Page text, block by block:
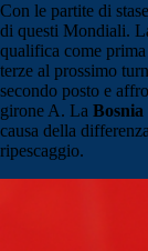
Con le partite di
di questi Mondiali.
qualifica come
terze al prossimo
secondo posto e
girone A. La Bosnia
causa della
ripescaggio.